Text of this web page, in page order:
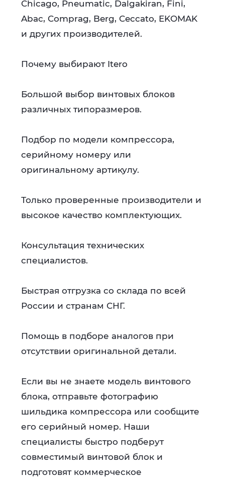
Chicago, Pneumatic, Dalgakiran, Fini,
Abac, Comprag, Berg, Ceccato, EKOMAK
и других производителей.
Почему выбирают Itero
Большой выбор винтовых блоков
различных типоразмеров.
Подбор по модели компрессора,
серийному номеру или
оригинальному артикулу.
Только проверенные производители и
высокое качество комплектующих.
Консультация технических
специалистов.
Быстрая отгрузка со склада по всей
России и странам СНГ.
Помощь в подборе аналогов при
отсутствии оригинальной детали.
Если вы не знаете модель винтового
блока, отправьте фотографию
шильдика компрессора или сообщите
его серийный номер. Наши
специалисты быстро подберут
совместимый винтовой блок и
подготовят коммерческое